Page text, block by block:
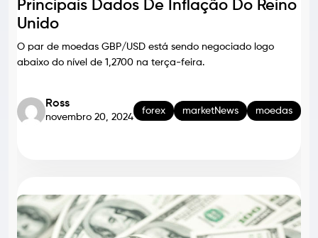
Principais Dados De Inflação Do Reino
Unido
O par de moedas GBP/USD está sendo negociado logo
abaixo do nível de 1,2700 na terça-feira.
Ross
novembro 20, 2024
forex marketNews moedas